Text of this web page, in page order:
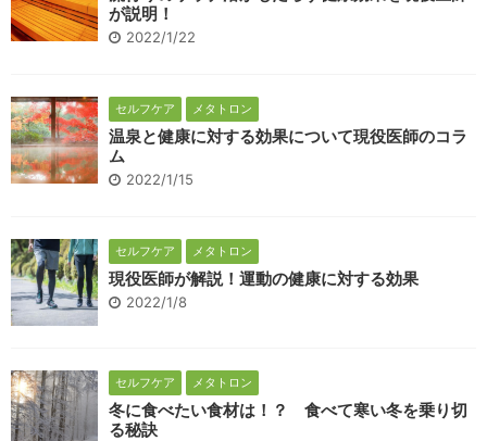
が説明！
2022/1/22
セルフケア メタトロン
温泉と健康に対する効果について現役医師のコラ
ム
2022/1/15
セルフケア メタトロン
現役医師が解説！運動の健康に対する効果
2022/1/8
セルフケア メタトロン
冬に食べたい食材は！？ 食べて寒い冬を乗り切
る秘訣